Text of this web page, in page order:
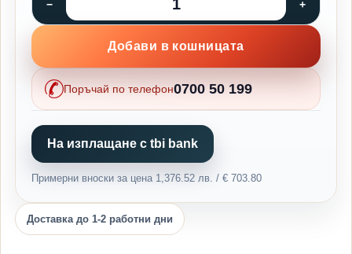
Добави в кошницата
Поръчай по телефон0700 50 199
На изплащане с tbi bank
Примерни вноски за цена 1,376.52 лв. / € 703.80
Доставка до 1-2 работни дни